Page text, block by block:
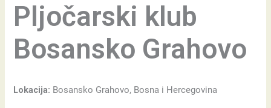
Pljočarski klub
Bosansko Grahovo
Lokacija: Bosansko Grahovo, Bosna i Hercegovina